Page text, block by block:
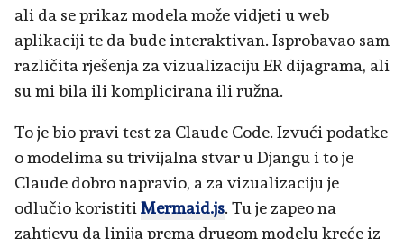
ali da se prikaz modela može vidjeti u web
aplikaciji te da bude interaktivan. Isprobavao sam
različita rješenja za vizualizaciju ER dijagrama, ali
su mi bila ili komplicirana ili ružna.
To je bio pravi test za Claude Code. Izvući podatke
o modelima su trivijalna stvar u Djangu i to je
Claude dobro napravio, a za vizualizaciju je
odlučio koristitiMermaid.js. Tu je zapeo na
zahtjevu da linija prema drugom modelu kreće iz